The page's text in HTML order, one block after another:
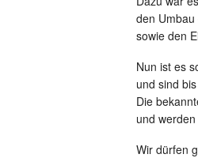
den
sowie den
Nun ist es
und sind
Die
und
Wir dürfen